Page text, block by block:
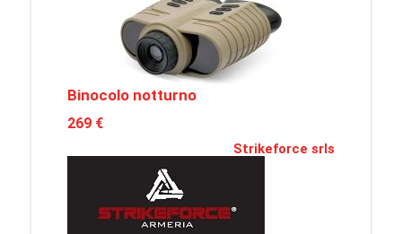
Binocolo notturno
269 €
Strikeforce srls